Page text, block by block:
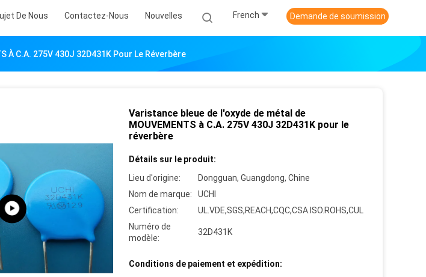
De Nous Contactez-Nous Nouvelles French Demande de soumission
À C.A. 275V 430J 32D431K Pour Le Réverbère
Varistance bleue de l'oxyde de métal de
MOUVEMENTS à C.A. 275V 430J 32D431K pour le
réverbère
Détails sur le produit:
Lieu d'origine:
Dongguan, Guangdong, Chine
Nom de marque:
UCHI
Certification:
UL.VDE,SGS,REACH,CQC,CSA.ISO.ROHS,CUL
Numéro de
modèle:
32D431K
Conditions de paiement et expédition: